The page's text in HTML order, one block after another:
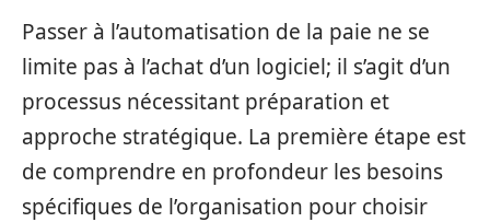
Passer à l’automatisation de la paie ne se
limite pas à l’achat d’un logiciel; il s’agit d’un
processus nécessitant préparation et
approche stratégique. La première étape est
de comprendre en profondeur les besoins
spécifiques de l’organisation pour choisir